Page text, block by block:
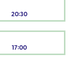
20:30
17:00